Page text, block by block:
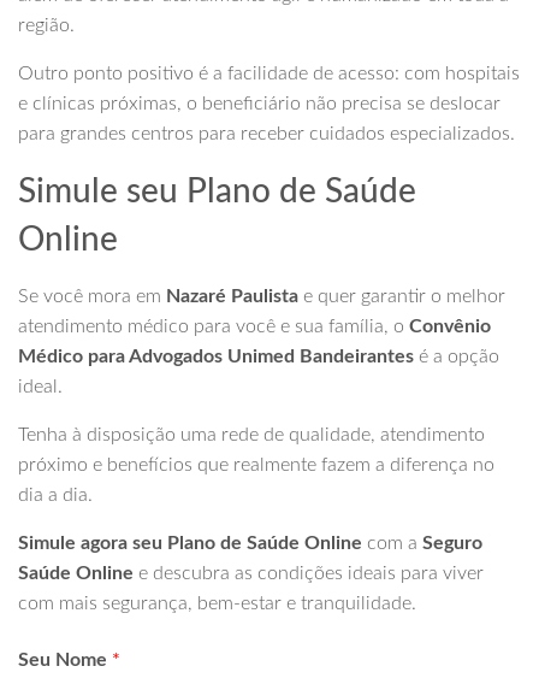
região.
Outro ponto positivo é a facilidade de acesso: com hospitais
e clínicas próximas, o beneficiário não precisa se deslocar
para grandes centros para receber cuidados especializados.
Simule seu Plano de Saúde
Online
Se você mora em Nazaré Paulista e quer garantir o melhor
atendimento médico para você e sua família, o Convênio
Médico para Advogados Unimed Bandeirantes é a opção
ideal.
Tenha à disposição uma rede de qualidade, atendimento
próximo e benefícios que realmente fazem a diferença no
dia a dia.
Simule agora seu Plano de Saúde Online com a Seguro
Saúde Online e descubra as condições ideais para viver
com mais segurança, bem-estar e tranquilidade.
Seu Nome *